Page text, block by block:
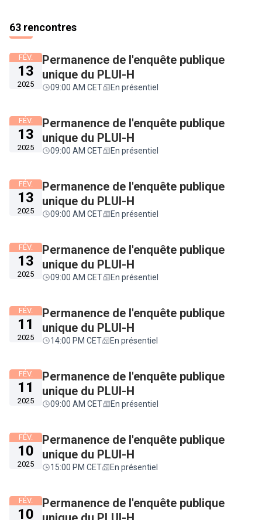
63 rencontres
FÉV.
13
2025
Permanence de l'enquête publique
unique du PLUI-H
09:00 AM CET En présentiel
FÉV.
13
2025
Permanence de l'enquête publique
unique du PLUI-H
09:00 AM CET En présentiel
FÉV.
13
2025
Permanence de l'enquête publique
unique du PLUI-H
09:00 AM CET En présentiel
FÉV.
13
2025
Permanence de l'enquête publique
unique du PLUI-H
09:00 AM CET En présentiel
FÉV.
11
2025
Permanence de l'enquête publique
unique du PLUI-H
14:00 PM CET En présentiel
FÉV.
11
2025
Permanence de l'enquête publique
unique du PLUI-H
09:00 AM CET En présentiel
FÉV.
10
2025
Permanence de l'enquête publique
unique du PLUI-H
15:00 PM CET En présentiel
FÉV.
10
Permanence de l'enquête publique